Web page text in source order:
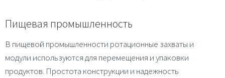
Пищевая промышленность
В пищевой промышленности ротационные захваты и
модули используются для перемещения и упаковки
продуктов. Простота конструкции и надежность